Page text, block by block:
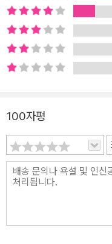
지 않으면 이해하기 어렵습
제, 따라하기 실습 과정이
행하기 때문에 이해가 훨씬 빠릅니다. 수험생을
비스가 제공됩니다. - 실기시험을 위한 저자 특강에 무료로 참여할 수
있는 쿠폰이 들어 있습니다. - 정기 시험 1주 전에 〈최신기출문제 3회
한 해설〉이 제공됩니다. - 수험생 지원센터에서는 웹(www.sinagon
g.co.kr), 이메일
금, 오후1~5시)를 이용한
다. - 시나공 카페 묻고 답하기에 올린 질문에 답변이 달리면 문자 메
시지(SMS)로 알려드립니다. 동영상 강좌 3만 원 할인쿠폰을 제공
명쾌한 저자 직강을 들을
100자평